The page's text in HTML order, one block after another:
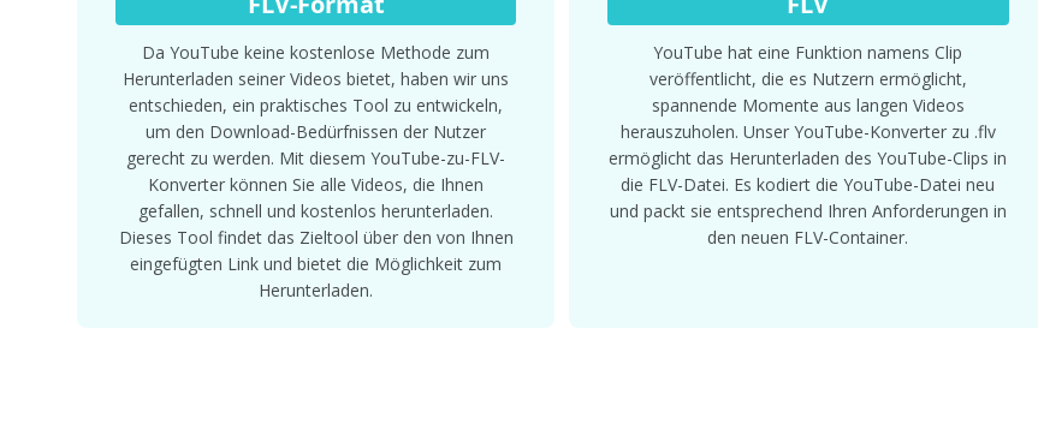
Da YouTube keine kostenlose Methode zum
Herunterladen seiner Videos bietet, haben wir uns
entschieden, ein praktisches Tool zu entwickeln,
um den Download-Bedürfnissen der Nutzer
gerecht zu werden. Mit diesem YouTube-zu-FLV-
Konverter können Sie alle Videos, die Ihnen
gefallen, schnell und kostenlos herunterladen.
Dieses Tool findet das Zieltool über den von Ihnen
eingefügten Link und bietet die Möglichkeit zum
Herunterladen.
YouTube hat eine Funktion namens Clip
veröffentlicht, die es Nutzern ermöglicht,
spannende Momente aus langen Videos
herauszuholen. Unser YouTube-Konverter zu .flv
ermöglicht das Herunterladen des YouTube-Clips in
die FLV-Datei. Es kodiert die YouTube-Datei neu
und packt sie entsprechend Ihren Anforderungen in
den neuen FLV-Container.